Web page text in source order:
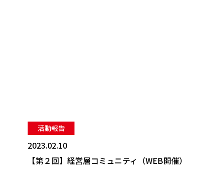
活動報告
2023.02.10
【第２回】経営層コミュニティ（WEB開催）